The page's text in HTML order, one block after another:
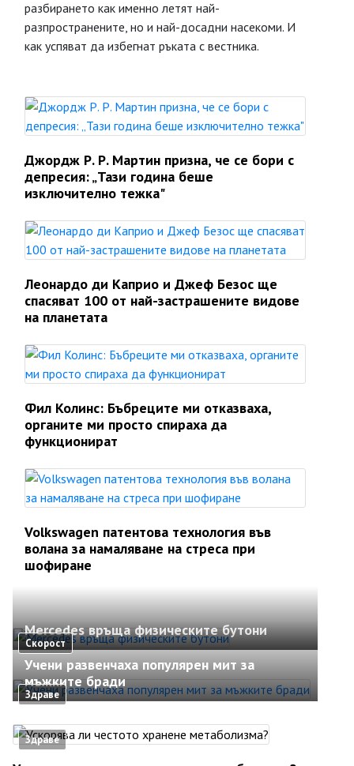
разбирането как именно летят най-
разпространените, но и най-досадни насекоми. И
как успяват да избегнат ръката с вестника.
Джордж Р. Р. Мартин призна, че се бори с
депресия: „Тази година беше
изключително тежка"
Леонардо ди Каприо и Джеф Безос ще
спасяват 100 от най-застрашените видове
на планетата
Фил Колинс: Бъбреците ми отказваха,
органите ми просто спираха да
функционират
Volkswagen патентова технология във
волана за намаляване на стреса при
шофиране
Скорост
Mercedes връща физическите бутони
Здраве
Учени развенчаха популярен мит за
мъжките бради
Здраве